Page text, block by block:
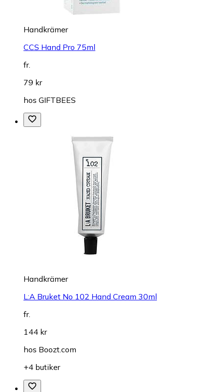
Handkrämer
CCS Hand Pro 75ml
fr.
79 kr
hos GIFTBEES
Handkrämer
L:A Bruket No 102 Hand Cream 30ml
fr.
144 kr
hos Boozt.com
+4 butiker